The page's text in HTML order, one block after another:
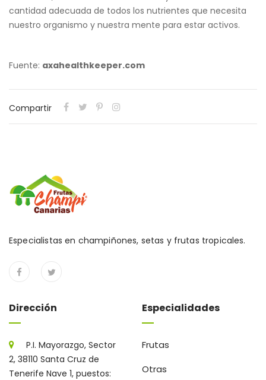
cantidad adecuada de todos los nutrientes que necesita
nuestro organismo y nuestra mente para estar activos.
Fuente: axahealthkeeper.com
Compartir
Especialistas en champiñones, setas y frutas tropicales.
Dirección
P.I. Mayorazgo, Sector
2, 38110 Santa Cruz de
Tenerife Nave 1, puestos:
Especialidades
Frutas
Otras